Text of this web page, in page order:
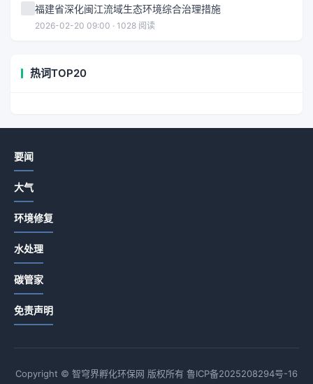
福建省深化闽江流域生态环境综合治理措施
2026-02-20 09:00 · 1028 阅读
热词TOP20
要闻
大气
环境修复
水处理
碳管家
免责声明
Copyright © 智穹界孵化环保网 版权所有 鲁ICP备2025208294号-16